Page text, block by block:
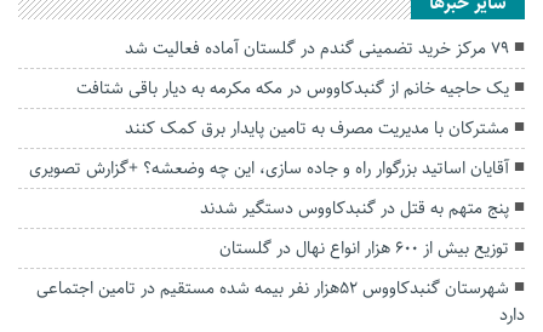
۷۹ مرکز خرید تضمینی گندم در گلستان آماده فعالیت شد
یک حاجیه خانم از گنبدکاووس در مکه مکرمه به دیار باقی شتافت
مشترکان با مدیریت مصرف به تامین پایدار برق کمک کنند
آقایان اساتید بزرگوار راه و جاده سازی، این چه وضعشه؟ +گزارش تصویری
پنج متهم به قتل در گنبدکاووس دستگیر شدند
توزیع بیش از ۶۰۰ هزار انواع نهال در گلستان
شهرستان گنبدکاووس ۵۲هزار نفر بیمه شده مستقیم در تامین اجتماعی
دارد